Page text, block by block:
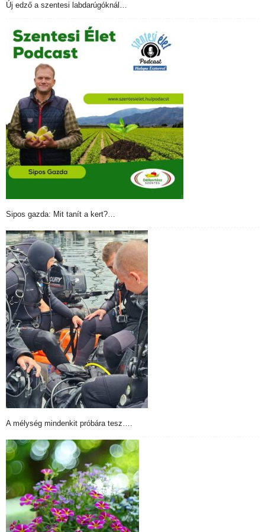
Új edző a szentesi labdarúgóknál…
Sipos gazda: Mit tanít a kert?…
A mélység mindenkit próbára tesz….